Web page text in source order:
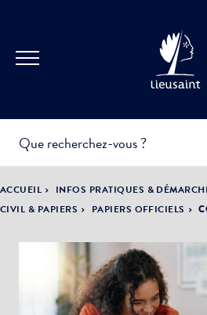
PRATIQUES &
DÉMARCHES
LA VILLE
ACCUEIL INFOS PRATIQUES &
CIVIL & PAPIERS
PAPIERS OFFICIELS